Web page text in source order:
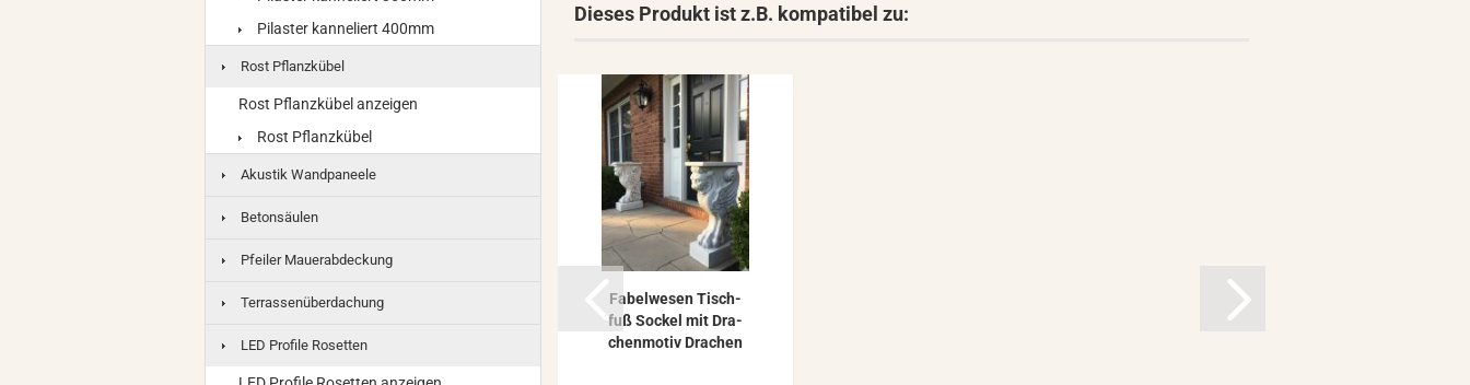
Dieses Produkt ist z.B. kompatibel zu:
Fa­bel­we­sen Tisch­
fuß So­ckel mit Dra­
chen­mo­tiv Dra­chen
Pilaster kanneliert 400mm
Rost Pflanzkübel
Rost Pflanzkübel anzeigen
Rost Pflanzkübel
Akustik Wandpaneele
Betonsäulen
Pfeiler Mauerabdeckung
Terrassenüberdachung
LED Profile Rosetten